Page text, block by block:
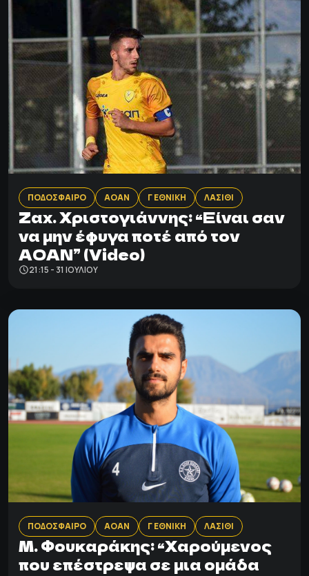
ΠΟΔΟΣΦΑΙΡΟ ΑΟΑΝ Γ ΕΘΝΙΚΗ ΛΑΣΙΘΙ
Zαχ. Χριστογιάννης: “Eίναι σαν
να μην έφυγα ποτέ από τον
ΑΟΑΝ” (Video)
21:15 - 31 ΙΟΥΛΊΟΥ
ΠΟΔΟΣΦΑΙΡΟ ΑΟΑΝ Γ ΕΘΝΙΚΗ ΛΑΣΙΘΙ
M. Φουκαράκης: “Xαρούμενος
που επέστρεψα σε μια ομάδα